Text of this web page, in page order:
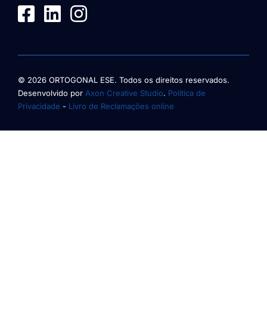
© 2026 ORTOGONAL ESE. Todos os direitos reservados.
Desenvolvido por Axon Creative Studio. Política de
Privacidade - Livro de Reclamações online